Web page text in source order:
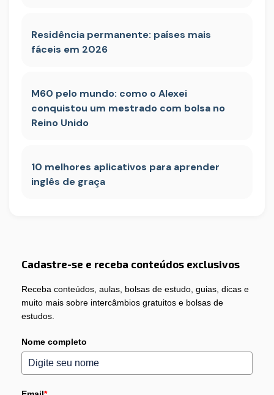
Residência permanente: países mais
fáceis em 2026
M60 pelo mundo: como o Alexei
conquistou um mestrado com bolsa no
Reino Unido
10 melhores aplicativos para aprender
inglês de graça
Cadastre-se e receba conteúdos exclusivos
Receba conteúdos, aulas, bolsas de estudo, guias, dicas e
muito mais sobre intercâmbios gratuitos e bolsas de
estudos.
Nome completo